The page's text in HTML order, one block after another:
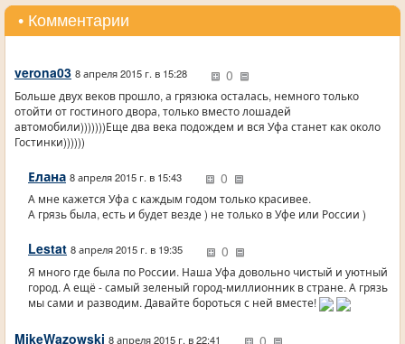
• Комментарии
verona03 8 апреля 2015 г. в 15:28 0
Больше двух веков прошло, а грязюка осталась, немного только
отойти от гостиного двора, только вместо лошадей
автомобили)))))))Еще два века подождем и вся Уфа станет как около
Гостинки))))))
Елана 8 апреля 2015 г. в 15:43 0
А мне кажется Уфа с каждым годом только красивее.
А грязь была, есть и будет везде ) не только в Уфе или России )
Lestat 8 апреля 2015 г. в 19:35 0
Я много где была по России. Наша Уфа довольно чистый и уютный
город. А ещё - самый зеленый город-миллионник в стране. А грязь
мы сами и разводим. Давайте бороться с ней вместе!
MikeWazowski 8 апреля 2015 г. в 22:41 0